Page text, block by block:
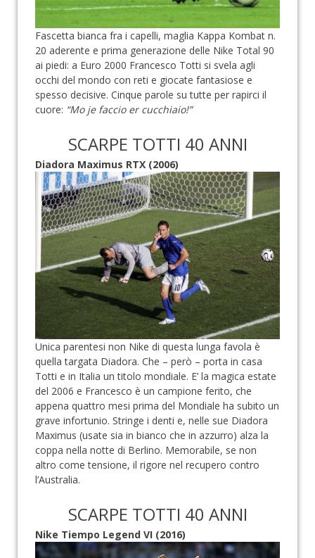
Fascetta bianca fra i capelli, maglia Kappa Kombat n.
20 aderente e prima generazione delle Nike Total 90
ai piedi: a Euro 2000 Francesco Totti si svela agli
occhi del mondo con reti e giocate fantasiose e
spesso decisive. Cinque parole su tutte per rapirci il
cuore: “Mo je faccio er cucchiaio!”
SCARPE TOTTI 40 ANNI
Diadora Maximus RTX (2006)
Unica parentesi non Nike di questa lunga favola è
quella targata Diadora. Che – però – porta in casa
Totti e in Italia un titolo mondiale. E’ la magica estate
del 2006 e Francesco è un campione ferito, che
appena quattro mesi prima del Mondiale ha subito un
grave infortunio. Stringe i denti e, nelle sue Diadora
Maximus (usate sia in bianco che in azzurro) alza la
coppa nella notte di Berlino. Memorabile, se non
altro come tensione, il rigore nel recupero contro
l’Australia.
SCARPE TOTTI 40 ANNI
Nike Tiempo Legend VI (2016)